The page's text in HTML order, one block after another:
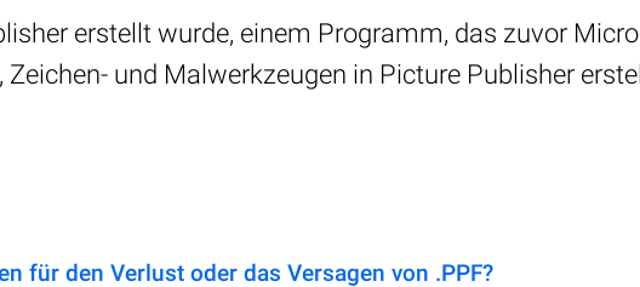
erstellt wurde, einem Programm, das zuvor
Zeichen- und Malwerkzeugen in Picture Publisher
für den Verlust oder das Versagen von .PPF?